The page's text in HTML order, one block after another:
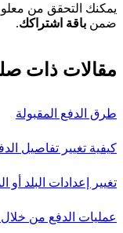
يمكنك التحقق من
ضمن باقة اشتراكك.
مقالات ذات
طرق الدفع المقبولة
كيفية تغيير تفاصيل
تغيير إعدادات البلد أو
عمليات الدفع من خلال PayPal لـ Spotify